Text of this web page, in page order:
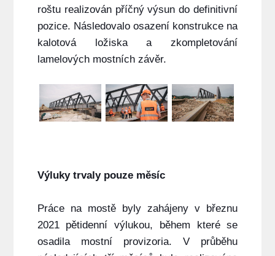
roštu realizován příčný výsun do definitivní
pozice. Následovalo osazení konstrukce na
kalotová ložiska a zkompletování
lamelových mostních závěr.
Výluky trvaly pouze měsíc
Práce na mostě byly zahájeny v březnu
2021 pětidenní výlukou, během které se
osadila mostní provizoria. V průběhu